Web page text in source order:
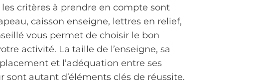
critères à prendre en compte sont
caisson enseigne, lettres en relief,
vous permet de choisir le bon
activité. La taille de l’enseigne, sa
et l’adéquation entre ses
sont autant d’éléments clés de réussite.